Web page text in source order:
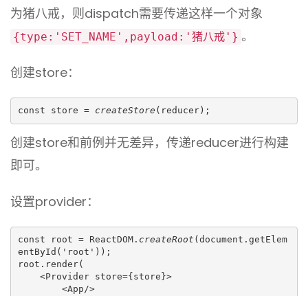
为猪八戒，则dispatch需要传递这样一个对象
{type:'SET_NAME',payload:'猪八戒'} 。
创建store：
const store = createStore (reducer);
创建store和前例并无差异，传递reducer进行构建
即可。
设置provider：
const root = ReactDOM. createRoot (document.getElem
entById('root'));
root.render(
    <Provider store={store}>
        <App/>